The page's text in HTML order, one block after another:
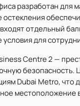
разработан для
отдельный
для
Centre 2 —
Dubai Metro,
местоположение